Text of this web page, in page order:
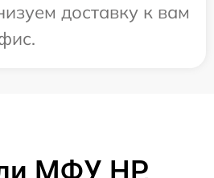
доставку к вам